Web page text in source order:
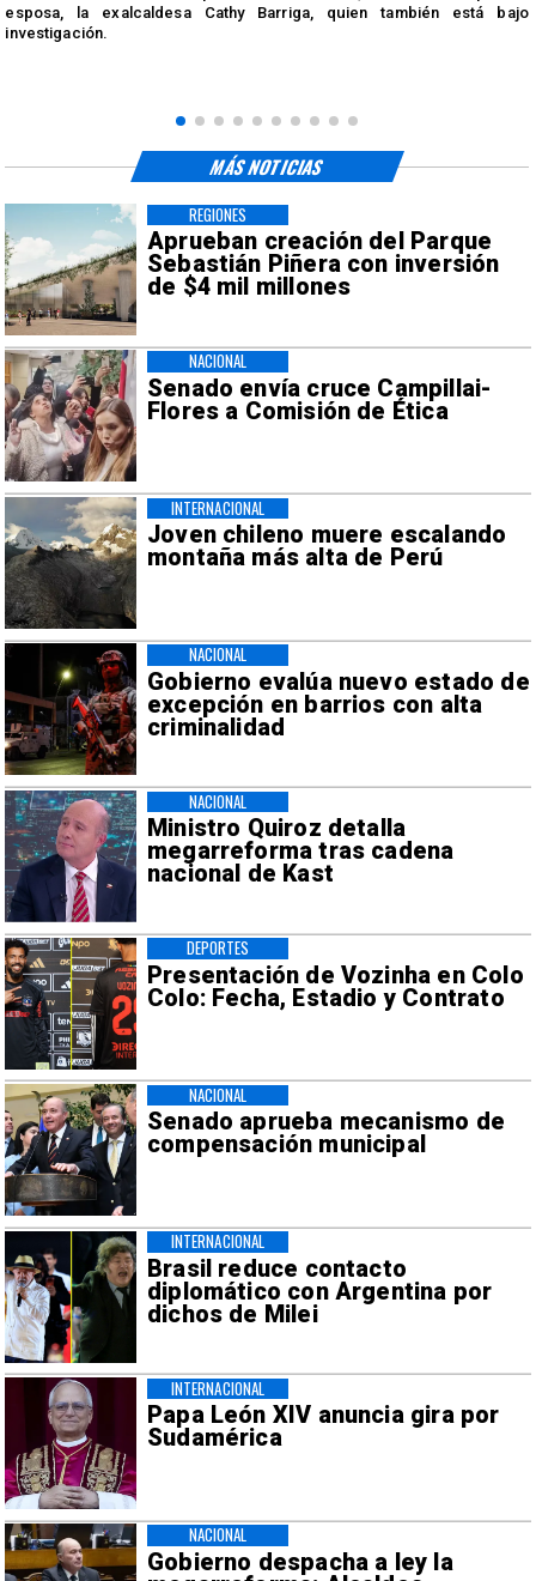
esposa, la exalcaldesa Cathy Barriga, quien también está bajo
investigación.
Aprueban creación del Parque
Sebastián Piñera con inversión
de $4 mil millones
REGIONES
Senado envía cruce Campillai-
Flores a Comisión de Ética
NACIONAL
Joven chileno muere escalando
montaña más alta de Perú
INTERNACIONAL
Gobierno evalúa nuevo estado de
excepción en barrios con alta
criminalidad
NACIONAL
Ministro Quiroz detalla
megarreforma tras cadena
nacional de Kast
NACIONAL
Presentación de Vozinha en Colo
Colo: Fecha, Estadio y Contrato
DEPORTES
Senado aprueba mecanismo de
compensación municipal
NACIONAL
Brasil reduce contacto
diplomático con Argentina por
dichos de Milei
INTERNACIONAL
Papa León XIV anuncia gira por
Sudamérica
INTERNACIONAL
Gobierno despacha a ley la
NACIONAL
MÁS NOTICIAS